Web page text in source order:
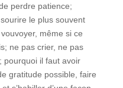
perdre patience;
le plus souvent
même si ce
ne pas crier, ne pas
pourquoi il faut avoir
gratitude possible, faire